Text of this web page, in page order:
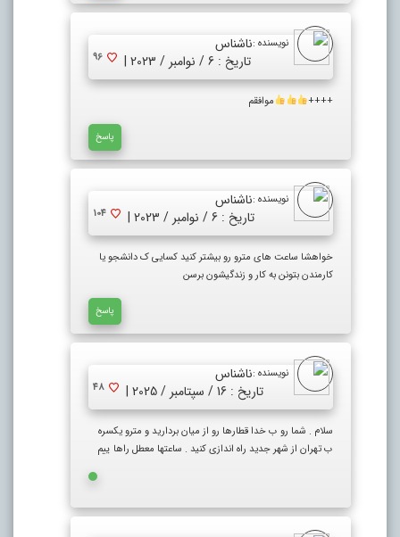
نویسنده :ناشناس
تاریخ : 6 / نوامبر / 2023 |
96
++++ موافقم
پاسخ
نویسنده :ناشناس
تاریخ : 6 / نوامبر / 2023 |
104
خواهشا ساعت های مترو رو بیشتر کنید کسایی ک دانشجو یا
کارمندن بتونن به کار و زندگیشون برسن
پاسخ
نویسنده :ناشناس
تاریخ : 16 / سپتامبر / 2025 |
48
سلام . شما رو ب خدا قطارها رو از میان بردارید و مترو یکسره
ب تهران از شهر جدید راه اندازی کنید . ساعتها معطل راها ییم